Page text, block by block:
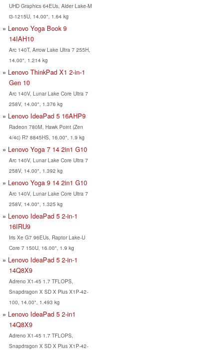
UHD Graphics 64EUs, Alder Lake-M
i3-1215U, 14.00", 1.64 kg
Lenovo Yoga Book 9
14IAH10
Arc 140T, Arrow Lake Ultra 7 255H,
14.00", 1.214 kg
Lenovo ThinkPad X1 2-in-1
Gen 10
Arc 140V, Lunar Lake Core Ultra 7
258V, 14.00", 1.376 kg
Lenovo IdeaPad 5 16AHP9
Radeon 780M, Hawk Point (Zen
4/4c) R7 8845HS, 16.00", 1.9 kg
Lenovo Yoga 7 14 2in1 G10
Arc 140V, Lunar Lake Core Ultra 7
258V, 14.00", 1.392 kg
Lenovo Yoga 9 14 2in1 G10
Arc 140V, Lunar Lake Core Ultra 7
258V, 14.00", 1.325 kg
Lenovo IdeaPad 5 2-in-1
16IRU9
Iris Xe G7 96EUs, Raptor Lake-U
Core 7 150U, 16.00", 1.9 kg
Lenovo IdeaPad 5 2-in-1
14Q8X9
Adreno X1-45 1.7 TFLOPS,
Snapdragon X SD X Plus X1P-42-
100, 14.00", 1.493 kg
Lenovo IdeaPad 5 2-in1
14Q8X9
Adreno X1-45 1.7 TFLOPS,
Snapdragon X SD X Plus X1P-42-